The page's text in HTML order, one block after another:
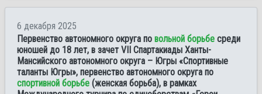
6 декабря 2025
Первенство автономного округа по вольной борьбе среди
юношей до 18 лет, в зачет VII Спартакиады Ханты-
Мансийского автономного округа – Югры «Спортивные
таланты Югры», первенство автономного округа по
спортивной борьбе (женская борьба), в рамках